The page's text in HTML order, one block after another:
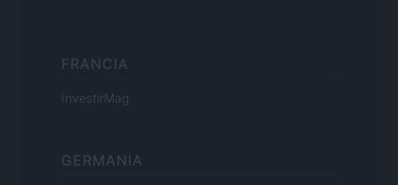
FRANCIA
InvestirMag
GERMANIA